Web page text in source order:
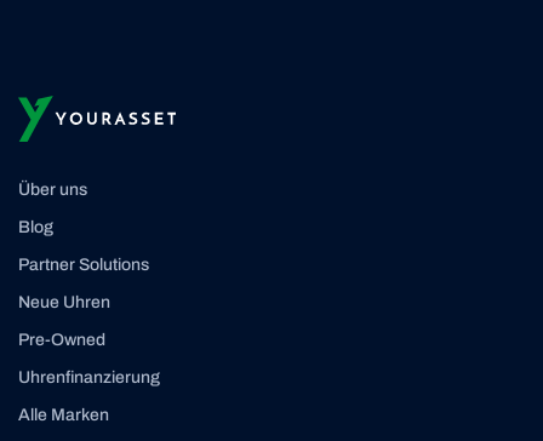
Über uns
Blog
Partner Solutions
Neue Uhren
Pre-Owned
Uhrenfinanzierung
Alle Marken